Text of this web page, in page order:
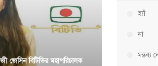
জেসিন বিটিভির মহাপরিচালক
হ্যাঁ
না
মন্তব্য